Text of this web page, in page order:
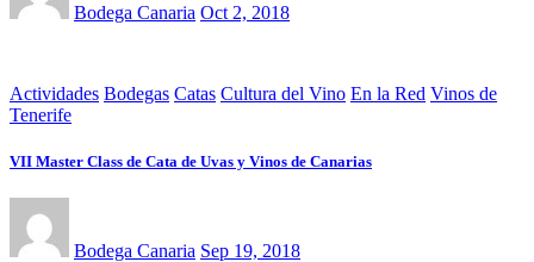
Bodega Canaria Oct 2, 2018
Actividades Bodegas Catas Cultura del Vino En la Red Vinos de
Tenerife
VII Master Class de Cata de Uvas y Vinos de Canarias
Bodega Canaria Sep 19, 2018